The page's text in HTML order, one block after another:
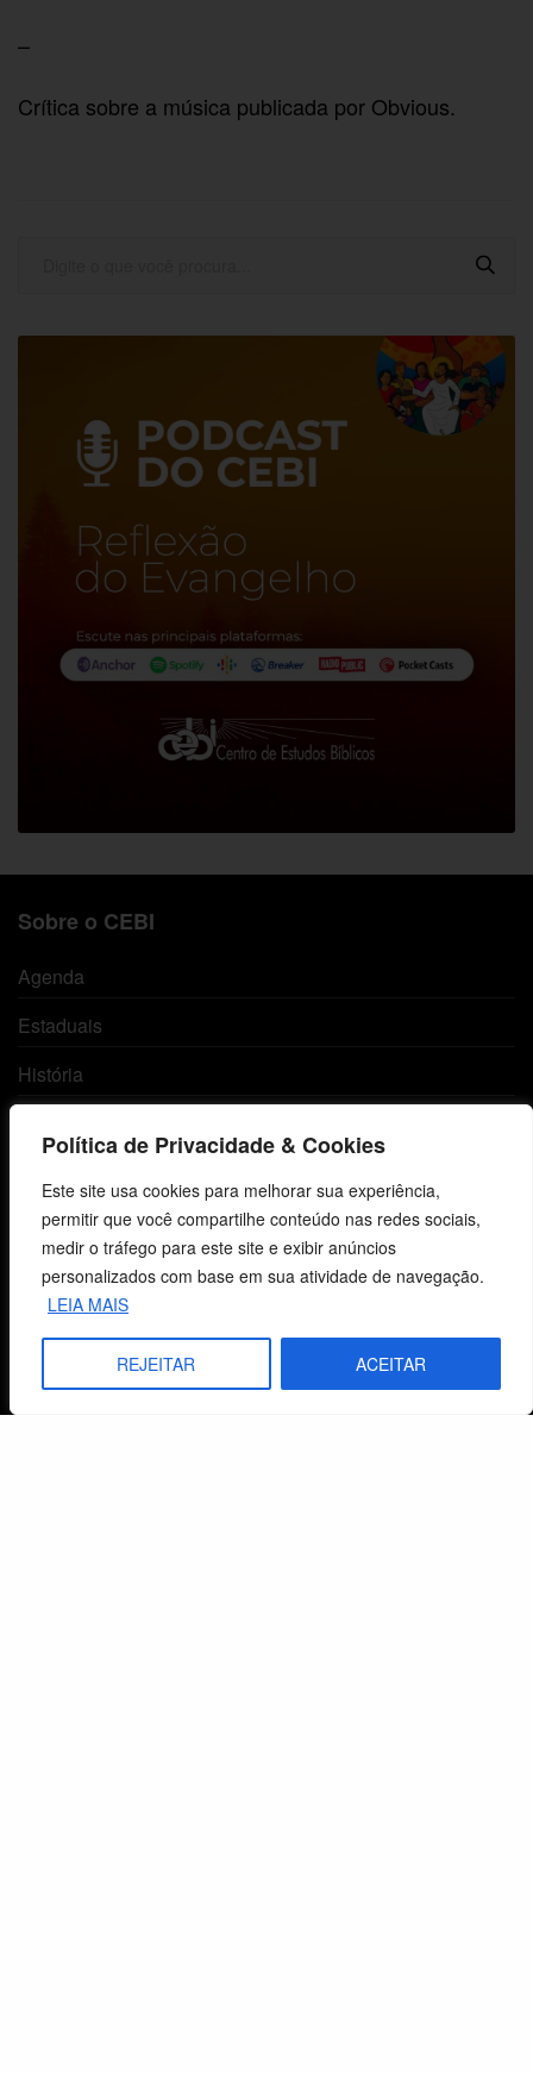
Política de Privacidade & Cookies
Este site usa cookies para melhorar sua experiência,
permitir que você compartilhe conteúdo nas redes sociais,
medir o tráfego para este site e exibir anúncios
personalizados com base em sua atividade de navegação.
LEIA MAIS
REJEITAR ACEITAR
–
Crítica sobre a música publicada por Obvious.
Sobre o CEBI
Agenda
Estaduais
História
Política de Privacidade
Atendimento ao Cliente